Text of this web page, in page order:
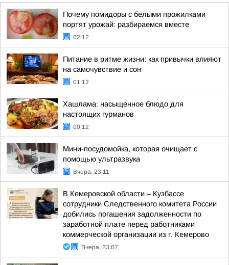
Почему помидоры с белыми прожилками
портят урожай: разбираемся вместе
02:12
Питание в ритме жизни: как привычки влияют
на самочувствие и сон
01:12
Хашлама: насыщенное блюдо для
настоящих гурманов
00:12
Мини-посудомойка, которая очищает с
помощью ультразвука
Вчера, 23:11
В Кемеровской области – Кузбассе
сотрудники Следственного комитета России
добились погашения задолженности по
заработной плате перед работниками
коммерческой организации из г. Кемерово
Вчера, 23:07